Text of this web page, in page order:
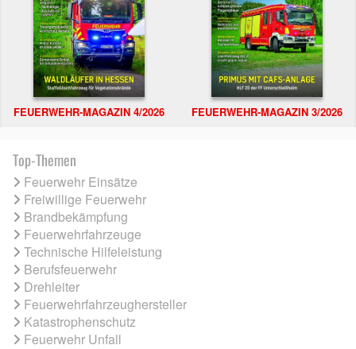
FEUERWEHR-MAGAZIN 4/2026 FEUERWEHR-MAGAZIN 3/2026
Top-Themen
Feuerwehr Einsätze
Freiwillige Feuerwehr
Brandbekämpfung
Feuerwehrfahrzeuge
Technische Hilfeleistung
Berufsfeuerwehr
Drehleiter
Feuerwehrfahrzeughersteller
Katastrophenschutz
Feuerwehr Unfall